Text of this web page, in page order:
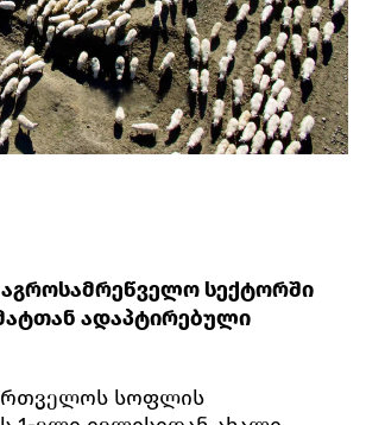
სექტორში
ადაპტირებული
სოფლის